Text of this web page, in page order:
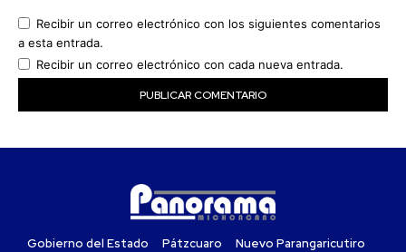
Recibir un correo electrónico con los siguientes comentarios
a esta entrada.
Recibir un correo electrónico con cada nueva entrada.
Gobierno del Estado Pátzcuaro
Nuevo Parangaricutiro